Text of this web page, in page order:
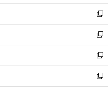
ウ
ィ
ン
ド
ウ
で
開
く
し
い
ウ
ィ
ン
ド
ウ
で
開
新
し
い
ウ
ィ
ン
ド
ウ
新
し
い
ウ
ィ
ン
新
し
い
ウ
新
し